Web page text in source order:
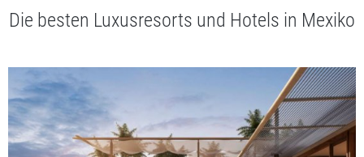
Die besten Luxusresorts und Hotels in Mexiko